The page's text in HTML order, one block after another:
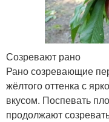
Созревают рано
Рано созревающие
жёлтого оттенка с
вкусом. Поспевать
продолжают